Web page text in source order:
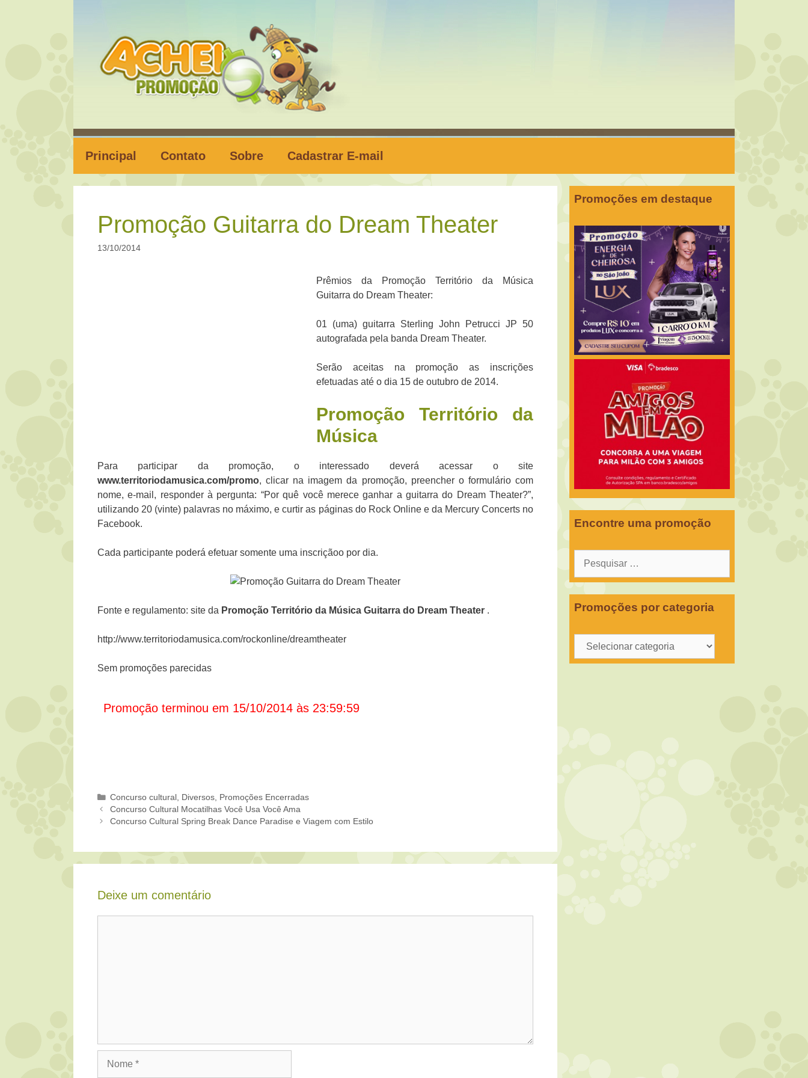
Principal Contato Sobre Cadastrar E-mail
Promoção Guitarra do Dream Theater
13/10/2014
Prêmios da Promoção Território da Música
Guitarra do Dream Theater:
01 (uma) guitarra Sterling John Petrucci JP 50
autografada pela banda Dream Theater.
Serão aceitas na promoção as inscrições
efetuadas até o dia 15 de outubro de 2014.
Promoção Território da
Música
Para participar da promoção, o interessado deverá acessar o site
www.territoriodamusica.com/promo, clicar na imagem da promoção, preencher o formulário com
nome, e-mail, responder à pergunta: “Por quê você merece ganhar a guitarra do Dream Theater?”,
utilizando 20 (vinte) palavras no máximo, e curtir as páginas do Rock Online e da Mercury Concerts no
Facebook.
Cada participante poderá efetuar somente uma inscriçãoo por dia.
Fonte e regulamento: site da Promoção Território da Música Guitarra do Dream Theater .
http://www.territoriodamusica.com/rockonline/dreamtheater
Sem promoções parecidas
Promoção terminou em 15/10/2014 às 23:59:59
Categorias
Concurso cultural Diversos Promoções Encerradas
Concurso Cultural Mocatilhas Você Usa Você Ama
Concurso Cultural Spring Break Dance Paradise e Viagem com Estilo
Deixe um comentário
Promoções em destaque
Encontre uma promoção
Pesquisar
Promoções por categoria
Promoções
por